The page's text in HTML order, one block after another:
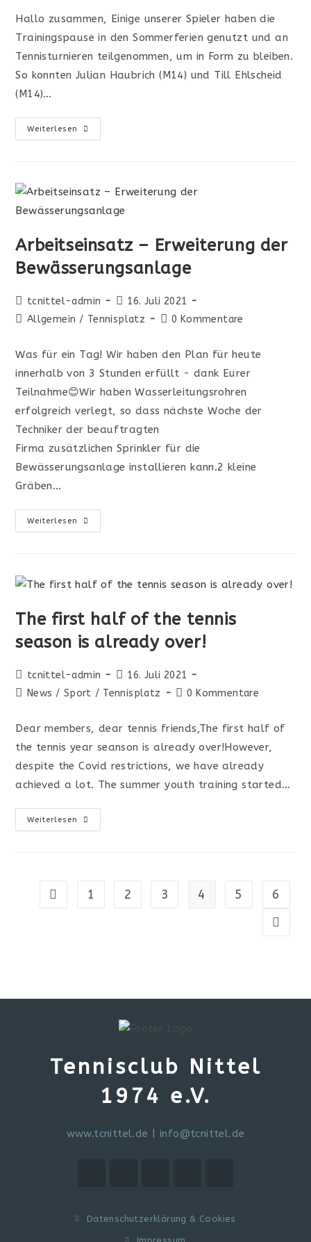
Hallo zusammen, Einige unserer Spieler haben die
Trainingspause in den Sommerferien genutzt und an
Tennisturnieren teilgenommen, um in Form zu bleiben.
So konnten Julian Haubrich (M14) und Till Ehlscheid
(M14)…
Weiterlesen
Arbeitseinsatz – Erweiterung der
Bewässerungsanlage
tcnittel-admin
16. Juli 2021
Allgemein / Tennisplatz 0 Kommentare
Was für ein Tag! Wir haben den Plan für heute
innerhalb von 3 Stunden erfüllt - dank Eurer
Teilnahme😊Wir haben Wasserleitungsrohren
erfolgreich verlegt, so dass nächste Woche der
Techniker der beauftragten
Firma zusätzlichen Sprinkler für die
Bewässerungsanlage installieren kann.2 kleine
Gräben…
Weiterlesen
The first half of the tennis
season is already over!
tcnittel-admin
16. Juli 2021
News / Sport / Tennisplatz 0 Kommentare
Dear members, dear tennis friends,The first half of
the tennis year seanson is already over!However,
despite the Covid restrictions, we have already
achieved a lot. The summer youth training started…
Weiterlesen
1 2 3 4 5 6
Tennisclub Nittel
1974 e.V.
www.tcnittel.de info@tcnittel.de
Datenschutzerklärung & Cookies